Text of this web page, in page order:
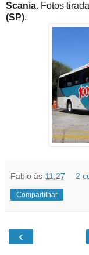
Scania. Fotos
(SP).
Fabio às 11:27 2
Compartilhar
‹